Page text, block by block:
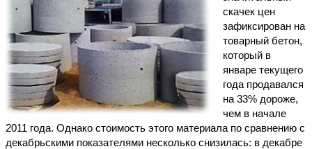
скачек цен
зафиксирован на
товарный бетон,
который в
январе текущего
года продавался
на 33% дороже,
чем в начале
2011 года. Однако стоимость этого материала по сравнению с
декабрьскими показателями несколько снизилась: в декабре